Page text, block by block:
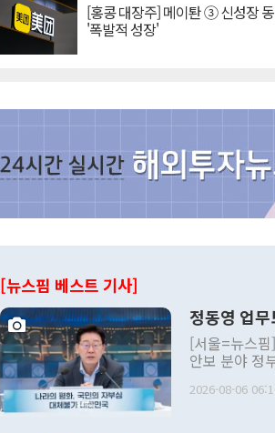
[홍콩 대장주] 메이퇀 ③ 신성장
'폭발적 성장'
[뉴스핌 베스트 기사]
정동영 업
[서울=뉴스
안보 분야 정
발언 중에는
2026-08-06